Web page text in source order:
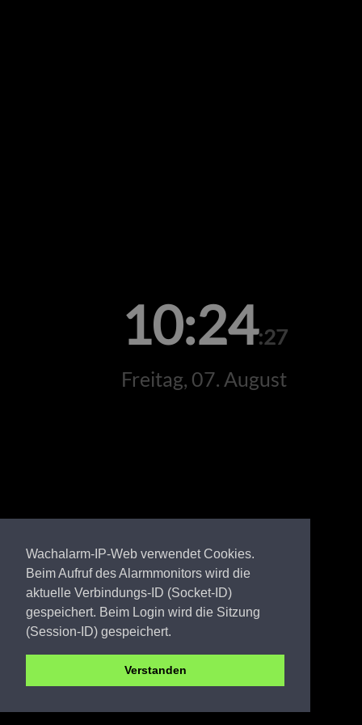
Wachalarm-IP-Web verwendet Cookies.
Beim Aufruf des Alarmmonitors wird die
aktuelle Verbindungs-ID (Socket-ID)
gespeichert. Beim Login wird die Sitzung
(Session-ID) gespeichert.
Verstanden
10:24:27
Freitag, 07. August
SPN FW Fehrow